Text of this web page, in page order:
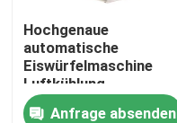
Qualitätskontrolle
Kontakt mit uns
Hochgenaue
automatische
Eiswürfelmaschine
Luftkühlung
Ermüdungsbeständig
Anfrage absenden